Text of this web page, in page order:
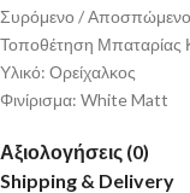
Συρόμενο /
Τοποθέτηση Μπαταρίας
Υλικό: Ορείχαλκος
Φινίρισμα: White Matt
Αξιολογήσεις (0)
Shipping & Delivery